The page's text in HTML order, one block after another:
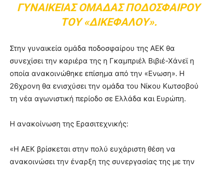
ΓΥΝΑΙΚΕΊΑΣ ΟΜΆΔΑΣ ΠΟΔΟΣΦΑΊΡΟΥ
ΤΟΥ «ΔΙΚΈΦΑΛΟΥ».
Στην γυναικεία ομάδα ποδοσφαίρου της ΑΕΚ θα
συνεχίσει την καριέρα της η Γκαμπριέλ Βιβιέ-Χάνεϊ η
οποία ανακοινώθηκε επίσημα από την «Ενωση». Η
26χρονη θα ενισχύσει την ομάδα του Νίκου Κωτσοβού
τη νέα αγωνιστική περίοδο σε Ελλάδα και Ευρώπη.
Η ανακοίνωση της Ερασιτεχνικής:
«Η ΑΕΚ βρίσκεται στην πολύ ευχάριστη θέση να
ανακοινώσει την έναρξη της συνεργασίας της με την